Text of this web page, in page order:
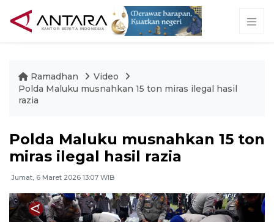
Ramadhan
Video
Polda Maluku musnahkan 15 ton miras ilegal hasil
razia
Polda Maluku musnahkan 15 ton
miras ilegal hasil razia
Jumat, 6 Maret 2026 13:07 WIB